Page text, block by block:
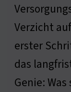
Verzicht
erster
das
Genie: